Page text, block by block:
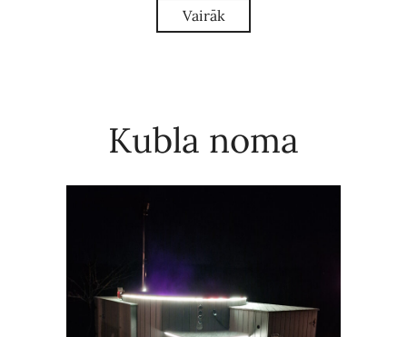
Vairāk
Kubla noma